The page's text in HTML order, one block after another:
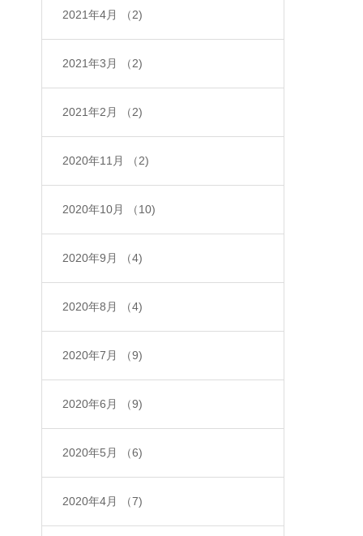
2021年4月 （2)
2021年3月 （2)
2021年2月 （2)
2020年11月 （2)
2020年10月 （10)
2020年9月 （4)
2020年8月 （4)
2020年7月 （9)
2020年6月 （9)
2020年5月 （6)
2020年4月 （7)